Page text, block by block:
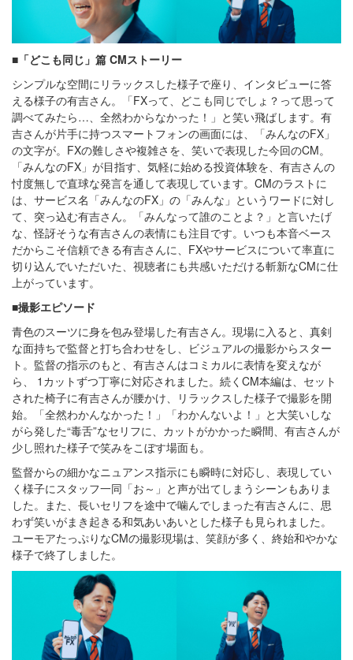
■「どこも同じ」篇 CMストーリー
シンプルな空間にリラックスした様子で座り、インタビューに答
える様子の有吉さん。「FXって、どこも同じでしょ？って思って
調べてみたら…、全然わからなかった！」と笑い飛ばします。有
吉さんが片手に持つスマートフォンの画面には、「みんなのFX」
の文字が。FXの難しさや複雑さを、笑いで表現した今回のCM。
「みんなのFX」が目指す、気軽に始める投資体験を、有吉さんの
忖度無しで直球な発言を通して表現しています。CMのラストに
は、サービス名「みんなのFX」の「みんな」というワードに対し
て、突っ込む有吉さん。「みんなって誰のことよ？」と言いたげ
な、怪訝そうな有吉さんの表情にも注目です。いつも本音ベース
だからこそ信頼できる有吉さんに、FXやサービスについて率直に
切り込んでいただいた、視聴者にも共感いただける斬新なCMに仕
上がっています。
■撮影エピソード
青色のスーツに身を包み登場した有吉さん。現場に入ると、真剣
な面持ちで監督と打ち合わせをし、ビジュアルの撮影からスター
ト。監督の指示のもと、有吉さんはコミカルに表情を変えなが
ら、 1カットずつ丁寧に対応されました。続くCM本編は、セット
された椅子に有吉さんが腰かけ、リラックスした様子で撮影を開
始。「全然わかんなかった！」「わかんないよ！」と大笑いしな
がら発した“毒舌”なセリフに、カットがかかった瞬間、有吉さんが
少し照れた様子で笑みをこぼす場面も。
監督からの細かなニュアンス指示にも瞬時に対応し、表現してい
く様子にスタッフ一同「お～」と声が出てしまうシーンもありま
した。また、長いセリフを途中で噛んでしまった有吉さんに、思
わず笑いがまき起きる和気あいあいとした様子も見られました。
ユーモアたっぷりなCMの撮影現場は、笑顔が多く、終始和やかな
様子で終了しました。